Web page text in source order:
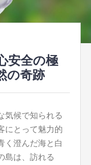
安全の極
の奇跡
気候で知られる
にとって魅力的
く澄んだ海と白
島は、訪れる